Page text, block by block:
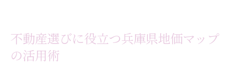
不動産選びに役立つ兵庫県地価マップ
の活用術